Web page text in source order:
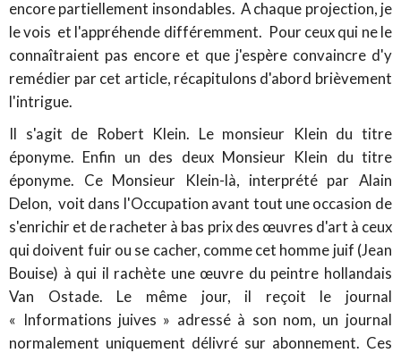
encore partiellement insondables. A chaque projection, je
le vois et l'appréhende différemment. Pour ceux qui ne le
connaîtraient pas encore et que j'espère convaincre d'y
remédier par cet article, récapitulons d'abord brièvement
l'intrigue.
Il s'agit de Robert Klein. Le monsieur Klein du titre
éponyme. Enfin un des deux Monsieur Klein du titre
éponyme. Ce Monsieur Klein-là, interprété par Alain
Delon, voit dans l'Occupation avant tout une occasion de
s'enrichir et de racheter à bas prix des œuvres d'art à ceux
qui doivent fuir ou se cacher, comme cet homme juif (Jean
Bouise) à qui il rachète une œuvre du peintre hollandais
Van Ostade. Le même jour, il reçoit le journal
« Informations juives » adressé à son nom, un journal
normalement uniquement délivré sur abonnement. Ces